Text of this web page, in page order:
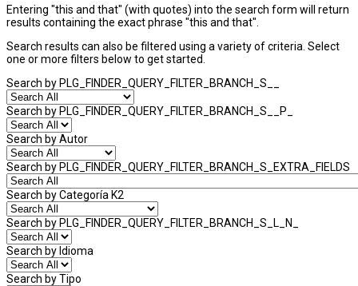
Entering "this and that" (with quotes) into the search form will return
results containing the exact phrase "this and that".
Search results can also be filtered using a variety of criteria. Select
one or more filters below to get started.
Search by PLG_FINDER_QUERY_FILTER_BRANCH_S__
Search by PLG_FINDER_QUERY_FILTER_BRANCH_S__P_
Search by Autor
Search by PLG_FINDER_QUERY_FILTER_BRANCH_S_EXTRA_FIELDS
Search by Categoría K2
Search by PLG_FINDER_QUERY_FILTER_BRANCH_S_L_N_
Search by Idioma
Search by Tipo